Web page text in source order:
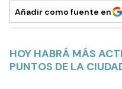
Añadir como fuente en
HOY HABRÁ MÁS
PUNTOS DE LA